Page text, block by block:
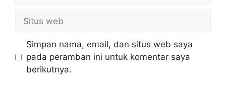
web
Simpan nama, email, dan situs web saya
pada peramban ini untuk komentar saya
berikutnya.